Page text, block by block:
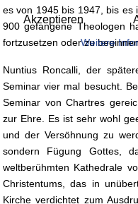
es von 1945 bis 1947, bis es
900 gefangene Theologen
fortzusetzen oder zu
Nuntius Roncalli, der
Seminar vier mal besucht.
Seminar von Chartres
zur Ehre. Es ist sehr wohl
und der Versöhnung zu
sondern Fügung Gottes,
weltberühmten Kathedrale
Christentums, das in
Kirche verdichtet zum
Akzeptieren
Weitere